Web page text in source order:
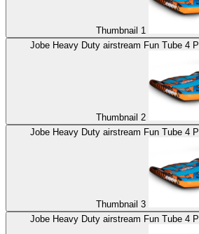
Thumbnail 1
Jobe Heavy Duty airstream Fun Tube 4
Thumbnail 2
Jobe Heavy Duty airstream Fun Tube 4
Thumbnail 3
Jobe Heavy Duty airstream Fun Tube 4